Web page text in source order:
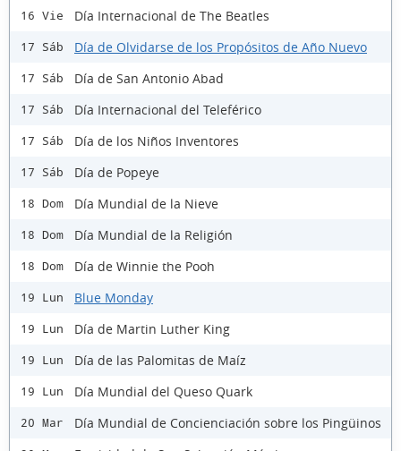
16 Vie Día Internacional de The Beatles
17 Sáb Día de Olvidarse de los Propósitos de Año Nuevo
17 Sáb Día de San Antonio Abad
17 Sáb Día Internacional del Teleférico
17 Sáb Día de los Niños Inventores
17 Sáb Día de Popeye
18 Dom Día Mundial de la Nieve
18 Dom Día Mundial de la Religión
18 Dom Día de Winnie the Pooh
19 Lun Blue Monday
19 Lun Día de Martin Luther King
19 Lun Día de las Palomitas de Maíz
19 Lun Día Mundial del Queso Quark
20 Mar Día Mundial de Concienciación sobre los Pingüinos